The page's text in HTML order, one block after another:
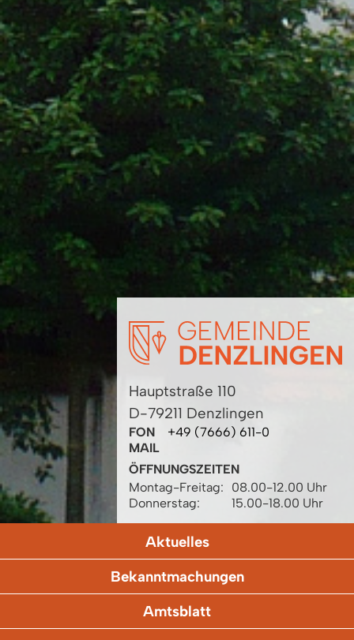
Hauptstraße 110
D-79211 Denzlingen
FON
+49 (7666) 611-0
MAIL
ÖFFNUNGSZEITEN
Montag-Freitag:
08.00-12.00 Uhr
Donnerstag:
15.00-18.00 Uhr
Aktuelles
Bekanntmachungen
Amtsblatt